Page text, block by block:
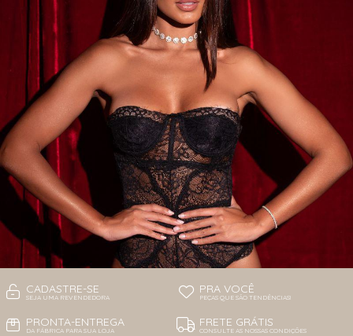
CADASTRE-SE
SEJA UMA REVENDEDORA
PRA VOCÊ
PEÇAS QUE SÃO TENDÊNCIAS!
PRONTA-ENTREGA
DA FÁBRICA PARA SUA LOJA
FRETE GRÁTIS
CONSULTE AS NOSSAS CONDIÇÕES